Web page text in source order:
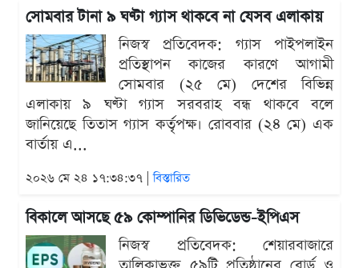
সোমবার টানা ৯ ঘণ্টা গ্যাস থাকবে না যেসব এলাকায়
নিজস্ব প্রতিবেদক: গ্যাস পাইপলাইন
প্রতিস্থাপন কাজের কারণে আগামী
সোমবার (২৫ মে) দেশের বিভিন্ন
এলাকায় ৯ ঘণ্টা গ্যাস সরবরাহ বন্ধ থাকবে বলে
জানিয়েছে তিতাস গ্যাস কর্তৃপক্ষ। রোববার (২৪ মে) এক
বার্তায় এ...
২০২৬ মে ২৪ ১৭:৩৪:৩৭ |বিস্তারিত
বিকালে আসছে ৫৯ কোম্পানির ডিভিডেন্ড-ইপিএস
নিজস্ব প্রতিবেদক: শেয়ারবাজারে